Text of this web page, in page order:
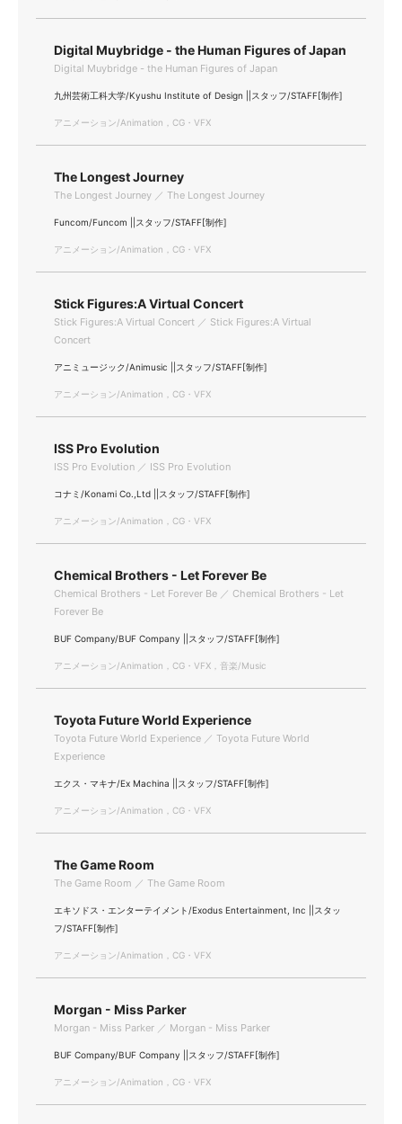
Digital Muybridge - the Human Figures of Japan
Digital Muybridge - the Human Figures of Japan
九州芸術工科大学/Kyushu Institute of Design ||スタッフ/STAFF[制作]
アニメーション/Animation，CG・VFX
The Longest Journey
The Longest Journey ／ The Longest Journey
Funcom/Funcom ||スタッフ/STAFF[制作]
アニメーション/Animation，CG・VFX
Stick Figures:A Virtual Concert
Stick Figures:A Virtual Concert ／ Stick Figures:A Virtual
Concert
アニミュージック/Animusic ||スタッフ/STAFF[制作]
アニメーション/Animation，CG・VFX
ISS Pro Evolution
ISS Pro Evolution ／ ISS Pro Evolution
コナミ/Konami Co.,Ltd ||スタッフ/STAFF[制作]
アニメーション/Animation，CG・VFX
Chemical Brothers - Let Forever Be
Chemical Brothers - Let Forever Be ／ Chemical Brothers - Let
Forever Be
BUF Company/BUF Company ||スタッフ/STAFF[制作]
アニメーション/Animation，CG・VFX，音楽/Music
Toyota Future World Experience
Toyota Future World Experience ／ Toyota Future World
Experience
エクス・マキナ/Ex Machina ||スタッフ/STAFF[制作]
アニメーション/Animation，CG・VFX
The Game Room
The Game Room ／ The Game Room
エキソドス・エンターテイメント/Exodus Entertainment, Inc ||スタッ
フ/STAFF[制作]
アニメーション/Animation，CG・VFX
Morgan - Miss Parker
Morgan - Miss Parker ／ Morgan - Miss Parker
BUF Company/BUF Company ||スタッフ/STAFF[制作]
アニメーション/Animation，CG・VFX